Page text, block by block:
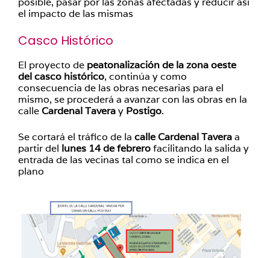
el impacto de las mismas
Casco Histórico
El proyecto de peatonalización de la zona oeste
delcasco histórico, continúa y como
consecuencia de las obras necesarias para el
mismo, se procederá a avanzar con las obras en la
calle Cardenal Taveray Postigo.
Se cortará el tráfico de la calle Cardenal Taveraa
partir del lunes 14 de febrerofacilitando la salida y
entrada de las vecinas tal como se indica en el
plano